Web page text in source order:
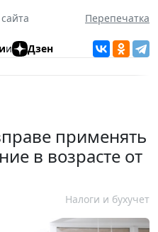
Перепечатка
и Дзен
применять
в возрасте от
Налоги и бухучет